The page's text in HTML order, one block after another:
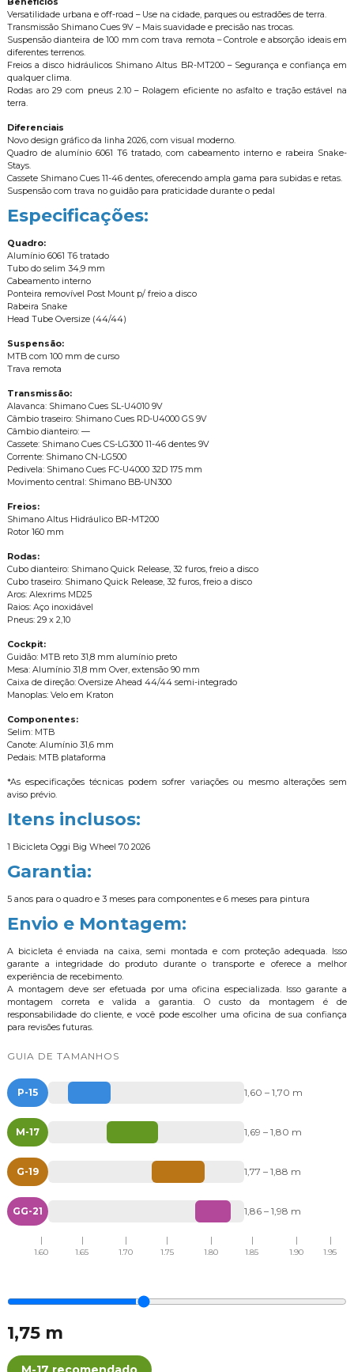
Versatilidade urbana e off-road – Use na cidade, parques ou estradões de terra.
Transmissão Shimano Cues 9V – Mais suavidade e precisão nas trocas.
Suspensão dianteira de 100 mm com trava remota – Controle e absorção ideais em
diferentes terrenos.
Freios a disco hidráulicos Shimano Altus BR-MT200 – Segurança e confiança em
qualquer clima.
Rodas aro 29 com pneus 2.10 – Rolagem eficiente no asfalto e tração estável na
terra.
Diferenciais
Novo design gráfico da linha 2026, com visual moderno.
Quadro de alumínio 6061 T6 tratado, com cabeamento interno e rabeira Snake-
Stays.
Cassete Shimano Cues 11-46 dentes, oferecendo ampla gama para subidas e retas.
Suspensão com trava no guidão para praticidade durante o pedal
Especificações:
Quadro:
Alumínio 6061 T6 tratado
Tubo do selim 34,9 mm
Cabeamento interno
Ponteira removível Post Mount p/ freio a disco
Rabeira Snake
Head Tube Oversize (44/44)
Suspensão:
MTB com 100 mm de curso
Trava remota
Transmissão:
Alavanca: Shimano Cues SL-U4010 9V
Câmbio traseiro: Shimano Cues RD-U4000 GS 9V
Câmbio dianteiro: —
Cassete: Shimano Cues CS-LG300 11-46 dentes 9V
Corrente: Shimano CN-LG500
Pedivela: Shimano Cues FC-U4000 32D 175 mm
Movimento central: Shimano BB-UN300
Freios:
Shimano Altus Hidráulico BR-MT200
Rotor 160 mm
Rodas:
Cubo dianteiro: Shimano Quick Release, 32 furos, freio a disco
Cubo traseiro: Shimano Quick Release, 32 furos, freio a disco
Aros: Alexrims MD25
Raios: Aço inoxidável
Pneus: 29 x 2,10
Cockpit:
Guidão: MTB reto 31,8 mm alumínio preto
Mesa: Alumínio 31,8 mm Over, extensão 90 mm
Caixa de direção: Oversize Ahead 44/44 semi-integrado
Manoplas: Velo em Kraton
Componentes:
Selim: MTB
Canote: Alumínio 31,6 mm
Pedais: MTB plataforma
*As especificações técnicas podem sofrer variações ou mesmo alterações sem
aviso prévio.
Itens inclusos:
1 Bicicleta Oggi Big Wheel 7.0 2026
Garantia:
5 anos para o quadro e 3 meses para componentes e 6 meses para pintura
Envio e Montagem:
A bicicleta é enviada na caixa, semi montada e com proteção adequada. Isso
garante a integridade do produto durante o transporte e oferece a melhor
experiência de recebimento.
A montagem deve ser efetuada por uma oficina especializada. Isso garante a
montagem correta e valida a garantia. O custo da montagem é de
responsabilidade do cliente, e você pode escolher uma oficina de sua confiança
para revisões futuras.
GUIA DE TAMANHOS
P-15 1,60 – 1,70 m
M-17 1,69 – 1,80 m
G-19 1,77 – 1,88 m
GG-21 1,86 – 1,98 m
1.60 1.65 1.70 1.75 1.80 1.85 1.90 1.95
1,75 m